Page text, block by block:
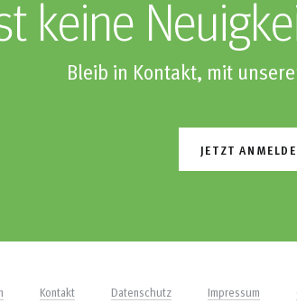
keine
Bleib in Kontakt, mit
JETZT
Kontakt Datenschutz Impressum